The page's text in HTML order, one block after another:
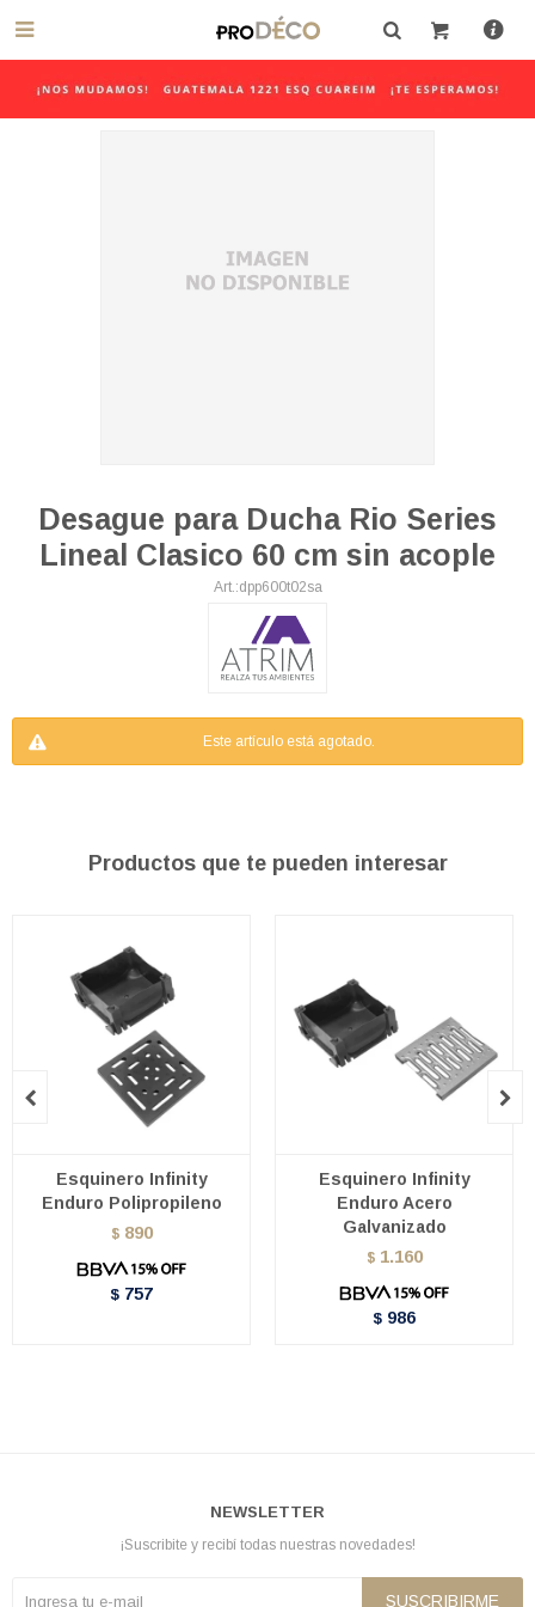

Desague para Ducha Rio Series
Lineal Clasico 60 cm sin acople
dpp600t02sa
Este artículo está agotado.
Productos que te pueden interesar
Esquinero Infinity
Enduro Polipropileno
$ 890
$ 757
Esquinero Infinity
Enduro Acero
Galvanizado
$ 1.160
$ 986
 
NEWSLETTER
¡Suscribite y recibí todas nuestras novedades!
SUSCRIBIRME